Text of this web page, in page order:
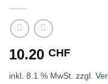
10.20 CHF
inkl. 8.1 % MwSt. zzgl.